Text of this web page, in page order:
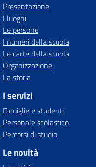
Presentazione
I luoghi
Le persone
I numeri della scuola
Le carte della scuola
Organizzazione
La storia
I servizi
Famiglie e studenti
Personale scolastico
Percorsi di studio
Le novità